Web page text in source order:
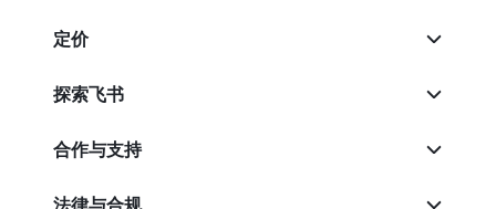
定价
探索飞书
合作与支持